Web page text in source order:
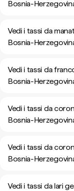
Bosnia-
Vedi i tassi da
Bosnia-
Vedi i tassi da
Bosnia-
Vedi i tassi da
Bosnia-
Vedi i tassi da
Bosnia-
Vedi i tassi da lari